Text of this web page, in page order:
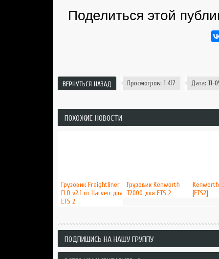
Поделиться этой
ВЕРНУТЬСЯ НАЗАД Просмотров: 1 417 Дата: 11-
ПОХОЖИЕ НОВОСТИ
Грузовик Freightliner
FLD v2.1 от Harven для
ETS 2
Грузовик Kenworth
T2000 для ETS 2
[ETS2]
ПОДПИШИСЬ НА НАШУ ГРУППУ